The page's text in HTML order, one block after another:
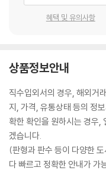
혜택 및 유의사항
상품정보안내
직수입외서의 경우, 해외거
지, 가격, 유통상태 등의 정
확한 확인을 원하시는 경우,
겠습니다.
(판형과 판수 등이 다양한
다 빠르고 정확한 안내가 가